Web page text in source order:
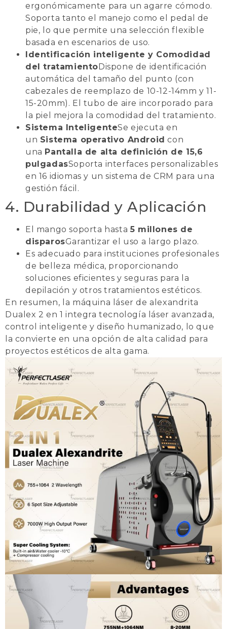
ergonómicamente para un agarre cómodo.
Soporta tanto el manejo como el pedal de
pie, lo que permite una selección flexible
basada en escenarios de uso.
Identificación inteligente y Comodidad
del tratamientoDispone de identificación
automática del tamaño del punto (con
cabezales de reemplazo de 10-12-14mm y 11-
15-20mm). El tubo de aire incorporado para
la piel mejora la comodidad del tratamiento.
Sistema InteligenteSe ejecuta en
un Sistema operativo Android con
una Pantalla de alta definición de 15,6
pulgadasSoporta interfaces personalizables
en 16 idiomas y un sistema de CRM para una
gestión fácil.
4. Durabilidad y Aplicación
El mango soporta hasta 5 millones de
disparosGarantizar el uso a largo plazo.
Es adecuado para instituciones profesionales
de belleza médica, proporcionando
soluciones eficientes y seguras para la
depilación y otros tratamientos estéticos.
En resumen, la máquina láser de alexandrita
Dualex 2 en 1 integra tecnología láser avanzada,
control inteligente y diseño humanizado, lo que
la convierte en una opción de alta calidad para
proyectos estéticos de alta gama.